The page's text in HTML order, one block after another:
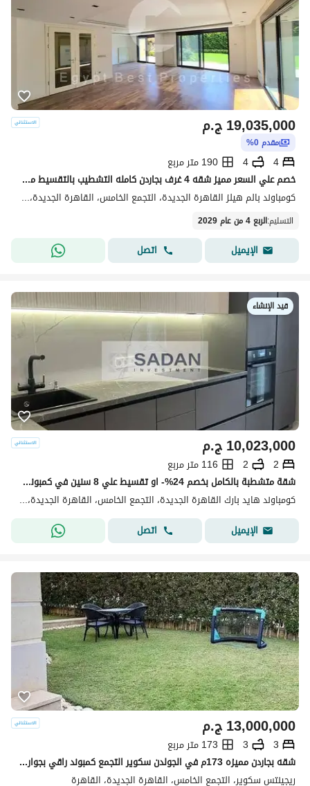
ج.م19,035,000
مقدم 0%
4
4
190 متر مربع
خصم علي السعر مميز شقه 4 غرف بجاردن كامله التشطيب بالتقسيط من بالم هيلز في قلب التجمع
كومباوند بالم هيلز القاهرة الجديدة، التجمع الخامس، القاهرة الجديدة، القاهرة
التسليم:الربع 4 من عام 2029
الإيميل اتصل
قيد الإنشاء
ج.م10,023,000
2
2
116 متر مربع
شقة متشطبة بالكامل بخصم 24%- او تقسيط علي 8 سنين في كمبوند هايد بارك التجمع الخامس دقائق للجامعة الامريكية(Hyde Park New Cairo Compound )
كومباوند هايد بارك القاهرة الجديدة، التجمع الخامس، القاهرة الجديدة، القاهرة
الإيميل
اتصل
ج.م13,000,000
3
3
173 متر مربع
شقه بجاردن مميزه 173م في الجولدن سكوير التجمع كمبوند راقي بجوار ميفيدا
ريجينتس سكوير، التجمع الخامس، القاهرة الجديدة، القاهرة